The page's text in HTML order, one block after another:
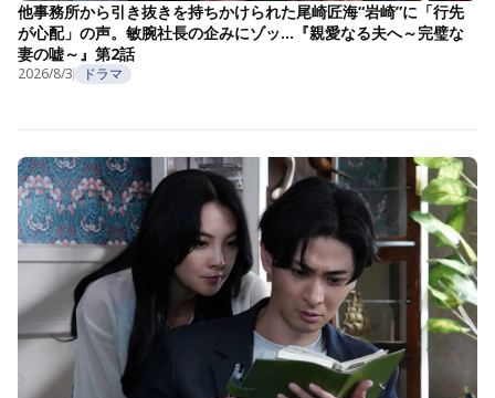
他事務所から引き抜きを持ちかけられた尾崎匠海“岩崎”に「行先
が心配」の声。敏腕社長の企みにゾッ…『親愛なる夫へ～完璧な
妻の嘘～』第2話
2026/8/3 ドラマ